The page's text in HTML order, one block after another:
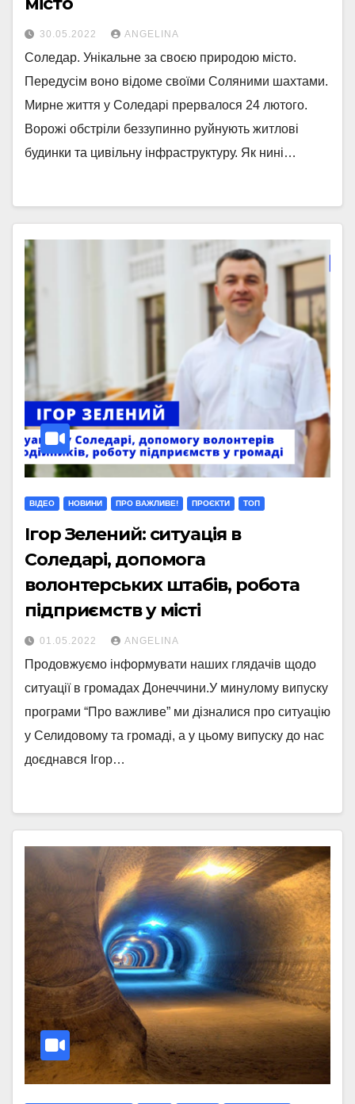
30.05.2022 ANGELINA
Соледар. Унікальне за своєю природою місто.
Передусім воно відоме своїми Соляними шахтами.
Мирне життя у Соледарі прервалося 24 лютого.
Ворожі обстріли беззупинно руйнують житлові
будинки та цивільну інфраструктуру. Як нині…
ВІДЕО НОВИНИ ПРО ВАЖЛИВЕ! ПРОЄКТИ ТОП
Ігор Зелений: ситуація в
Соледарі, допомога
волонтерських штабів, робота
підприємств у місті
01.05.2022 ANGELINA
Продовжуємо інформувати наших глядачів щодо
ситуації в громадах Донеччини.У минулому випуску
програми “Про важливе” ми дізналися про ситуацію
у Селидовому та громаді, а у цьому випуску до нас
доєднався Ігор…